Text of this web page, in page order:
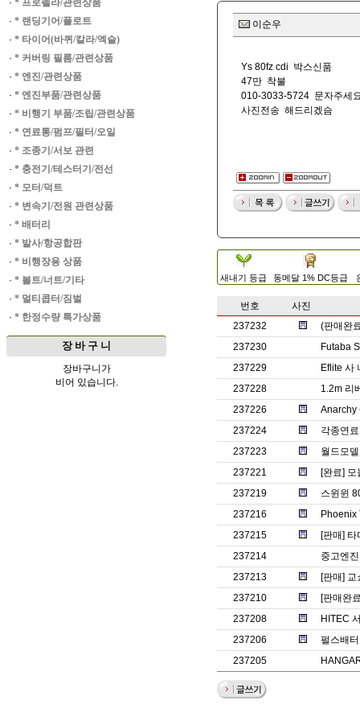
· * 프로펠라/관련상품
· * 랜딩기어/플로트
· * 타이어(바퀴/칼라/엑슬)
· * 커버링 필름/관련상품
· * 엔진/관련상품
· * 엔진부품/관련상품
· * 비행기 부품/조립/관련상품
· * 연료통/펌프/필터/오일
· * 조종기/서보 관련
· * 충전기/테스터기/전선
· * 모터/덕트
· * 변속기/전원 관련상품
· * 배터리
· * 발사/항공합판
· * 비행장용 상품
· * 볼트/너트/기타
· * 멀티콥터/짐벌
· * 한정수량 특가상품
장 바 구 니
장바구니가
비어 있습니다.
이순우
Ys 80fz cdi 박스신품
47만 착불
010-3033-5724 문자주세
사진전송 해드리겠슴
새내기 등급 동메달 1% DC등급
번호
사진
237232
(판매완
237230
Futaba
237229
Eflite 사
237228
1.2m 리
237226
Anarchy
237224
각종연
237223
월드모
237221
[완료]
237219
스윈윈
237216
Phoenix
237215
[판매]
237214
중고엔
237213
[판매] 교
237210
[판매완
237208
HITEC
237206
펄스배
237205